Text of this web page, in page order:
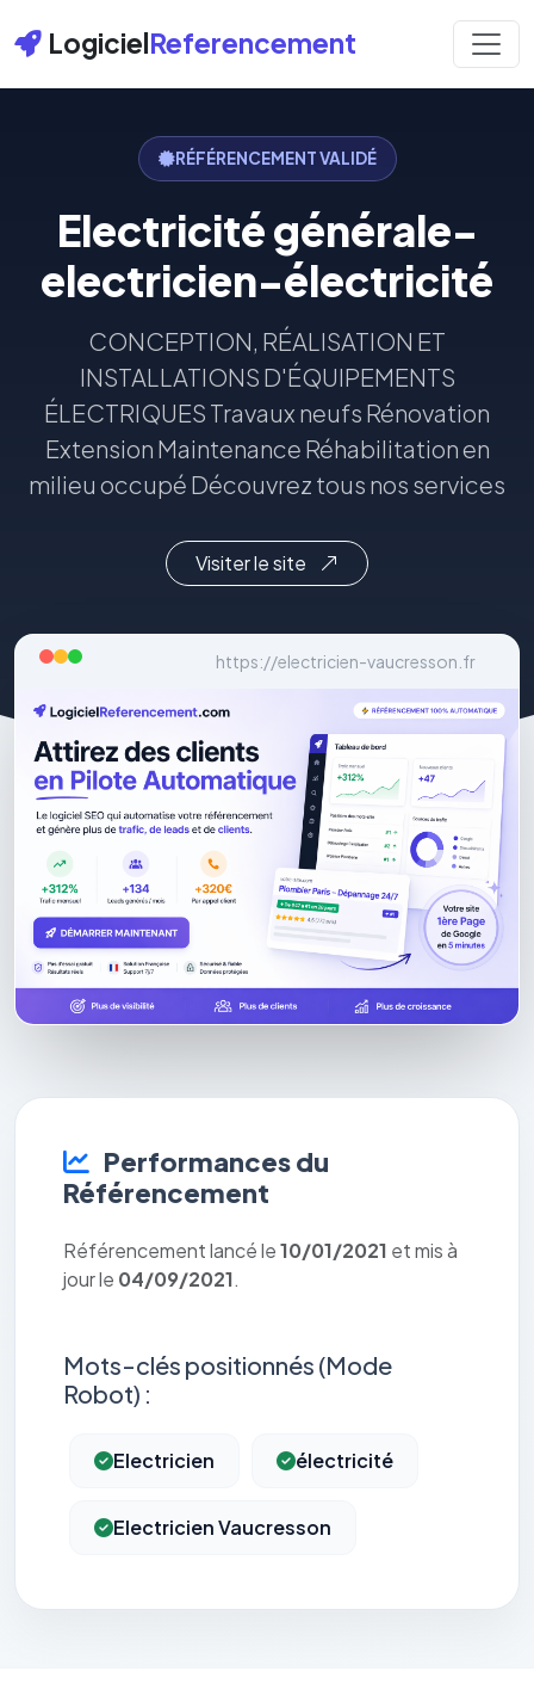
LogicielReferencement
RÉFÉRENCEMENT VALIDÉ
Electricité générale-
electricien-électricité
CONCEPTION, RÉALISATION ET
INSTALLATIONS D'ÉQUIPEMENTS
ÉLECTRIQUES Travaux neufs Rénovation
Extension Maintenance Réhabilitation en
milieu occupé Découvrez tous nos services
Visiter le site
https://electricien-vaucresson.fr
Performances du
Référencement
Référencement lancé le10/01/2021 et mis à
jour le 04/09/2021.
Mots-clés positionnés (Mode
Robot) :
Electricien électricité
Electricien Vaucresson